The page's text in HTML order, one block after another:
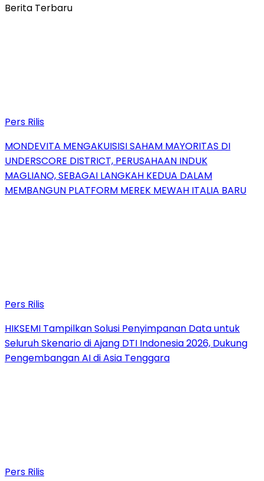
Berita Terbaru
Pers Rilis
MONDEVITA MENGAKUISISI SAHAM MAYORITAS DI
UNDERSCORE DISTRICT, PERUSAHAAN INDUK
MAGLIANO, SEBAGAI LANGKAH KEDUA DALAM
MEMBANGUN PLATFORM MEREK MEWAH ITALIA BARU
Pers Rilis
HIKSEMI Tampilkan Solusi Penyimpanan Data untuk
Seluruh Skenario di Ajang DTI Indonesia 2026, Dukung
Pengembangan AI di Asia Tenggara
Pers Rilis